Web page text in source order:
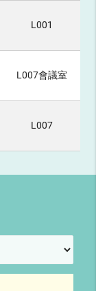
L001
L007會議室
L007